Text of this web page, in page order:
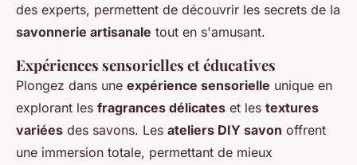
des experts, permettent de découvrir les secrets de la
savonnerie artisanale tout en s'amusant.
Expériences sensorielles et éducatives
Plongez dans une expérience sensorielle unique en
explorant les fragrances délicates et les textures
variées des savons. Les ateliers DIY savon offrent
une immersion totale, permettant de mieux